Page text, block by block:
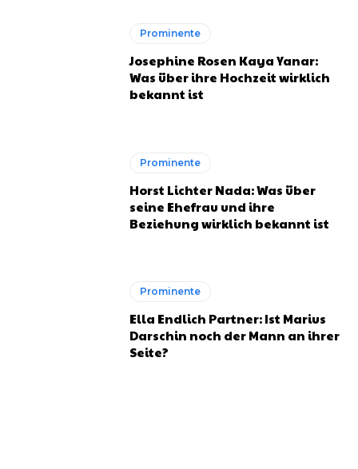
Prominente
Josephine Rosen Kaya Yanar:
Was über ihre Hochzeit wirklich
bekannt ist
Prominente
Horst Lichter Nada: Was über
seine Ehefrau und ihre
Beziehung wirklich bekannt ist
Prominente
Ella Endlich Partner: Ist Marius
Darschin noch der Mann an ihrer
Seite?